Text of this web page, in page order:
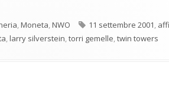
,Moneta,NWO Tag
11 settembre 2001,
,larry silverstein,torri gemelle,twin towers